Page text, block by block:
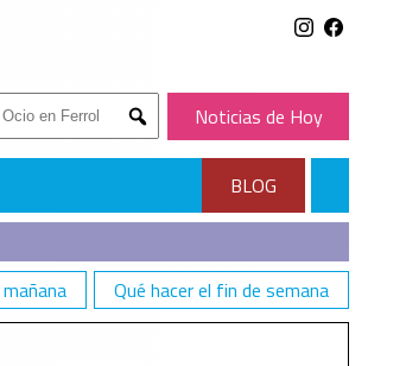
Submit
Noticias de Hoy
BLOG
Qué hacer el fin de semana